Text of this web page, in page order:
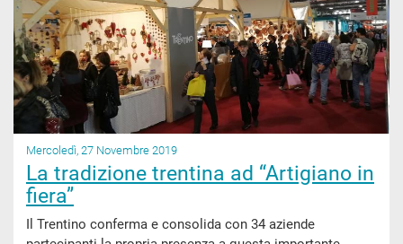
Mercoledì, 27 Novembre 2019
La tradizione trentina ad “Artigiano in
fiera”
Il Trentino conferma e consolida con 34 aziende